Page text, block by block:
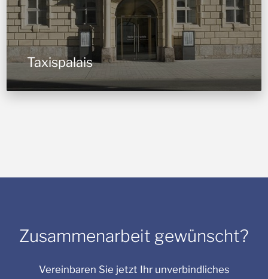
Taxispalais
Zusammenarbeit gewünscht?
Vereinbaren Sie jetzt Ihr unverbindliches